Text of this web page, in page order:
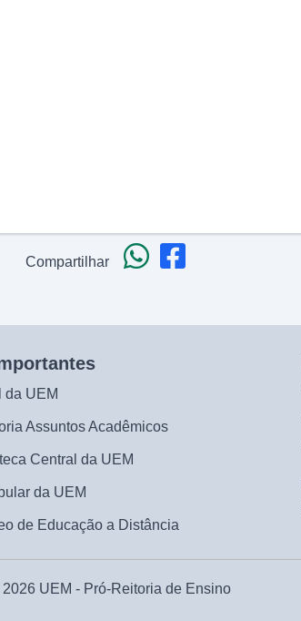
Compartilhar
da UEM
Assuntos Acadêmicos
Central da UEM
da UEM
de Educação a Distância
UEM - Pró-Reitoria de Ensino